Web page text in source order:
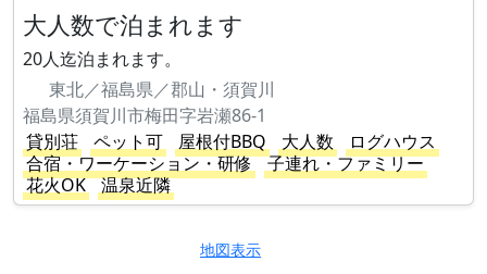
大人数で泊まれます
20人迄泊まれます。
東北／福島県／郡山・須賀川
福島県須賀川市梅田字岩瀬86-1
貸別荘
ペット可 屋根付BBQ 大人数
ログハウス
合宿・ワーケーション・研修
子連れ・ファミリー
花火OK
温泉近隣
地図表示